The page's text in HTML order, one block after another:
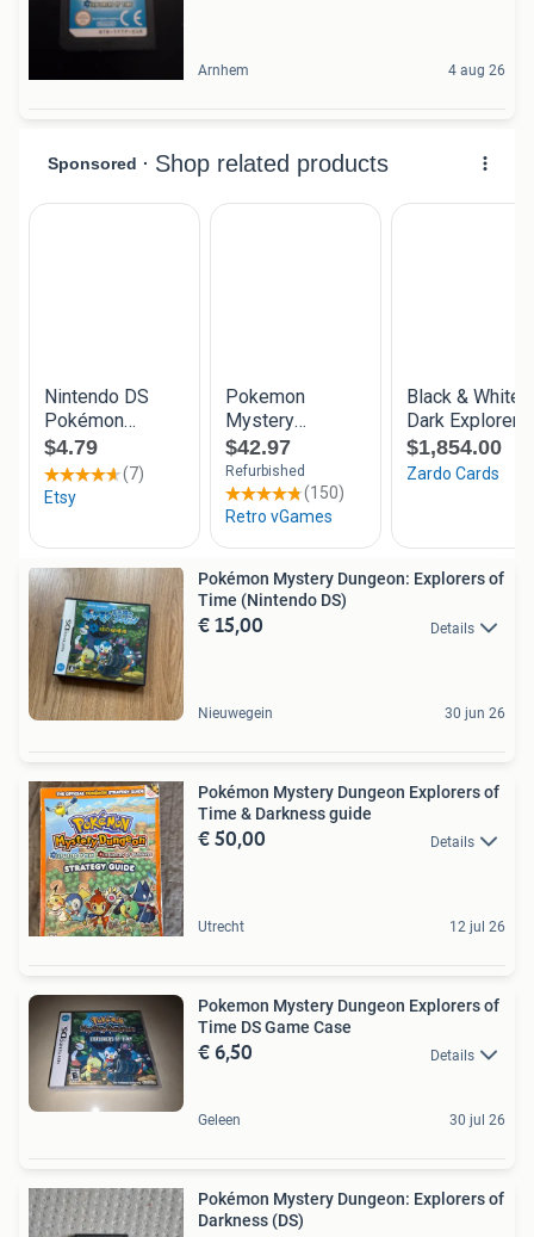
Arnhem 4 aug 26
Pokémon Mystery Dungeon: Explorers of
Time (Nintendo DS)
€ 15,00 Details
Nieuwegein 30 jun 26
Pokémon Mystery Dungeon Explorers of
Time & Darkness guide
€ 50,00 Details
Utrecht 12 jul 26
Pokemon Mystery Dungeon Explorers of
Time DS Game Case
€ 6,50 Details
Geleen 30 jul 26
Pokémon Mystery Dungeon: Explorers of
Darkness (DS)